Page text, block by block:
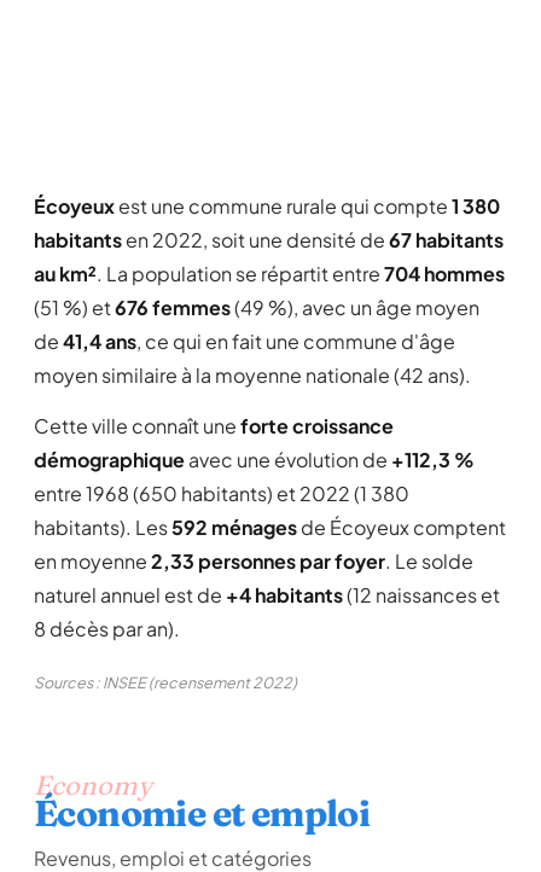
Écoyeuxest une commune rurale qui compte1 380
habitantsen 2022, soit une densité de67 habitants
au km². La population se répartit entre704 hommes
(51 %) et676 femmes(49 %), avec un âge moyen
de41,4 ans, ce qui en fait une commune d'âge
moyen similaire à la moyenne nationale (42 ans).
Cette ville connaît uneforte croissance
démographiqueavec une évolution de +112,3 %
entre 1968 (650 habitants) et 2022 (1 380
habitants). Les592 ménagesde Écoyeux comptent
en moyenne2,33 personnes par foyer. Le solde
naturel annuel est de +4 habitants(12 naissances et
8 décès par an).
Sources : INSEE (recensement 2022)
Economy
Économie et emploi
Revenus, emploi et catégories